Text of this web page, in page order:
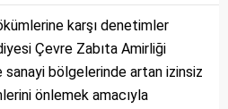
karşı denetimler
Çevre Zabıta Amirliği
sanayi bölgelerinde artan izinsiz
önlemek amacıyla